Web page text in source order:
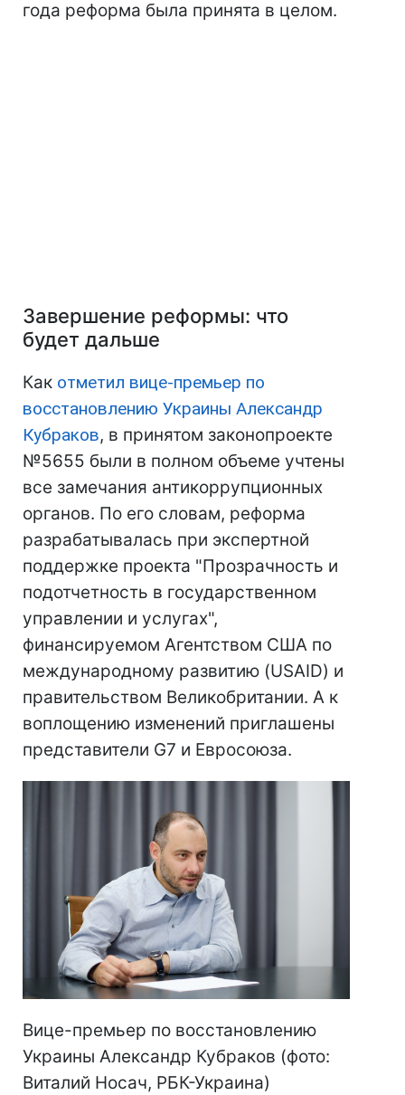
года реформа была принята в целом.
Завершение реформы: что
будет дальше
Как отметил вице-премьер по
восстановлению Украины Александр
Кубраков, в принятом законопроекте
№5655 были в полном объеме учтены
все замечания антикоррупционных
органов. По его словам, реформа
разрабатывалась при экспертной
поддержке проекта "Прозрачность и
подотчетность в государственном
управлении и услугах",
финансируемом Агентством США по
международному развитию (USAID) и
правительством Великобритании. А к
воплощению изменений приглашены
представители G7 и Евросоюза.
Вице-премьер по восстановлению
Украины Александр Кубраков (фото:
Виталий Носач, РБК-Украина)